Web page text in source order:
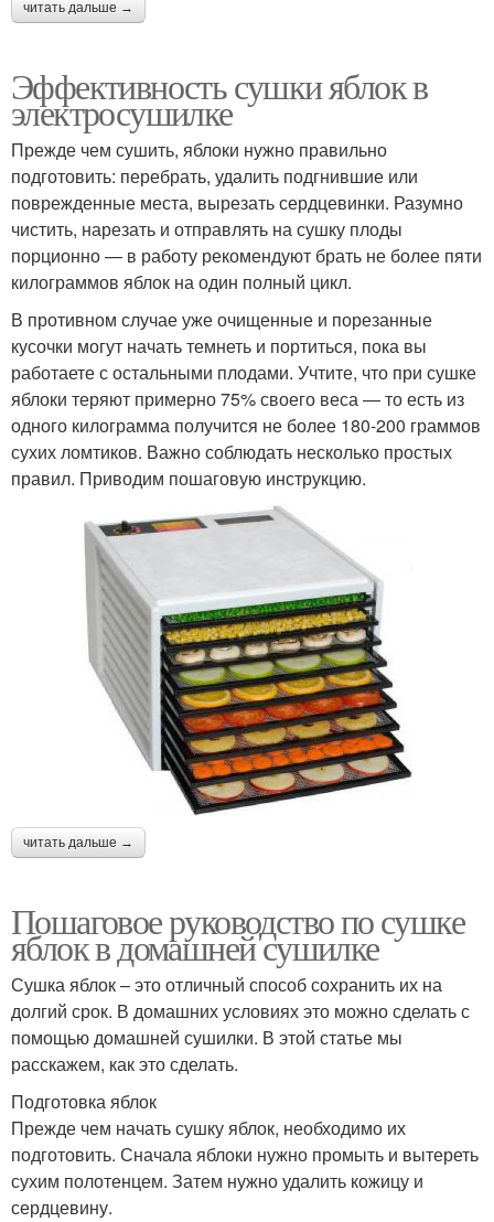
читать дальше →
Эффективность сушки яблок в
электросушилке
Прежде чем сушить, яблоки нужно правильно
подготовить: перебрать, удалить подгнившие или
поврежденные места, вырезать сердцевинки. Разумно
чистить, нарезать и отправлять на сушку плоды
порционно — в работу рекомендуют брать не более пяти
килограммов яблок на один полный цикл.
В противном случае уже очищенные и порезанные
кусочки могут начать темнеть и портиться, пока вы
работаете с остальными плодами. Учтите, что при сушке
яблоки теряют примерно 75% своего веса — то есть из
одного килограмма получится не более 180-200 граммов
сухих ломтиков. Важно соблюдать несколько простых
правил. Приводим пошаговую инструкцию.
читать дальше →
Пошаговое руководство по сушке
яблок в домашней сушилке
Сушка яблок – это отличный способ сохранить их на
долгий срок. В домашних условиях это можно сделать с
помощью домашней сушилки. В этой статье мы
расскажем, как это сделать.
Подготовка яблок
Прежде чем начать сушку яблок, необходимо их
подготовить. Сначала яблоки нужно промыть и вытереть
сухим полотенцем. Затем нужно удалить кожицу и
сердцевину.